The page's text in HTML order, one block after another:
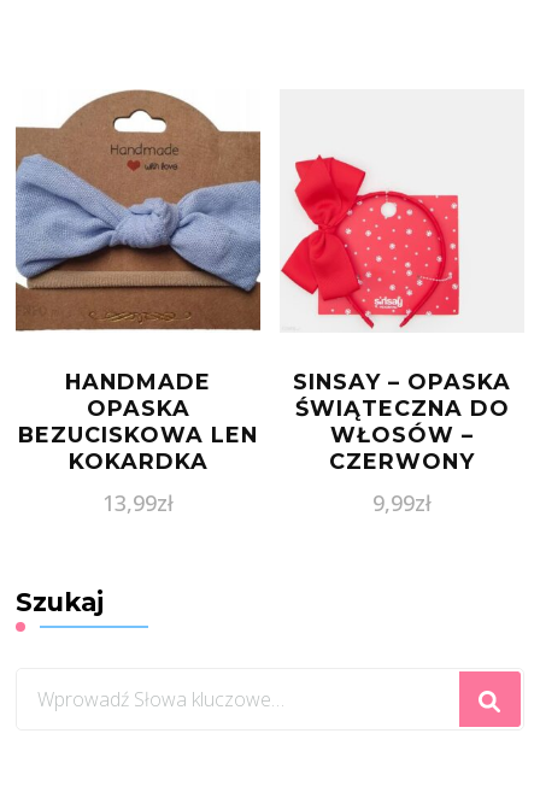
HANDMADE
OPASKA
BEZUCISKOWA LEN
KOKARDKA
BŁĘKITNY
13,99zł
SINSAY – OPASKA
ŚWIĄTECZNA DO
WŁOSÓW –
CZERWONY
9,99zł
Szukaj
czegoś?